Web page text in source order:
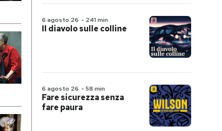
6 agosto 26 - 241 min
Il diavolo sulle colline
6 agosto 26 - 58 min
Fare sicurezza senza
fare paura